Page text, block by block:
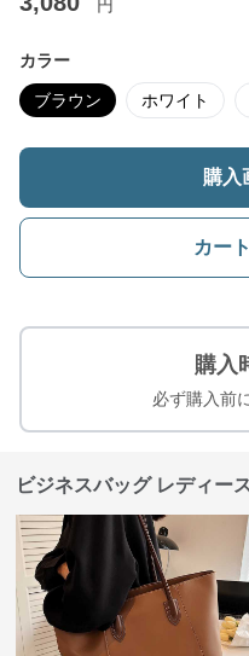
円
カラー
ブラウン ホワイト
購入
カー
購入
必ず購入前
ビジネスバッグ レディー